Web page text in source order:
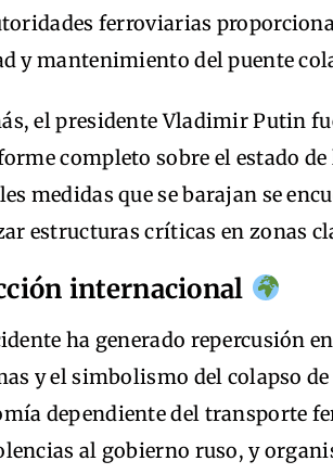
ferroviarias
y mantenimiento del puente
el presidente Vladimir Putin
completo sobre el estado
medidas que se barajan se
estructuras críticas en zonas
internacional
ha generado repercusión
y el simbolismo del colapso
dependiente del transporte
al gobierno ruso, y